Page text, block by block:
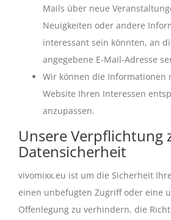
Mails über neue
Neuigkeiten oder andere
interessant sein könnten, an
angegebene E-Mail-Adresse
Wir können die Informationen
Website Ihren Interessen
anzupassen.
Unsere Verpflichtung
Datensicherheit
vivomixx.eu ist um die Sicherheit
einen unbefugten Zugriff oder eine
Offenlegung zu verhindern, die